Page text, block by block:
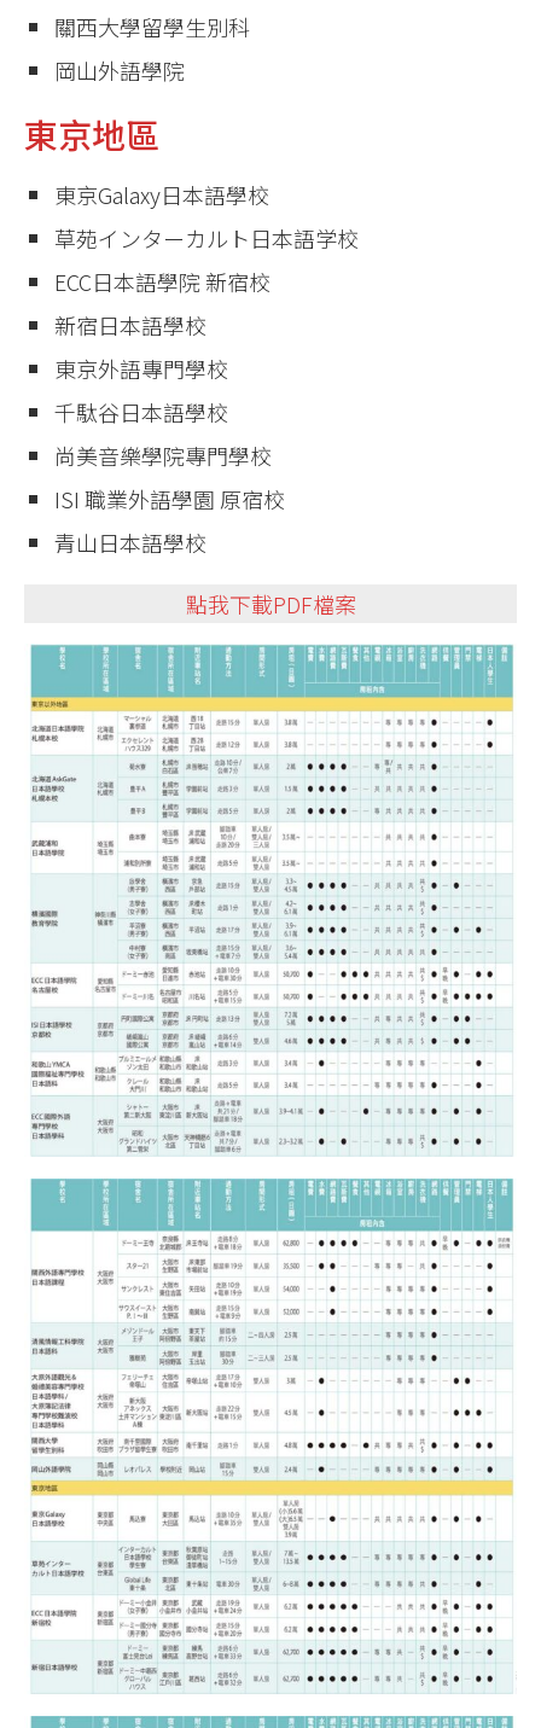
關西大學留學生別科
岡山外語學院
東京地區
東京Galaxy日本語學校
草苑インターカルト日本語学校
ECC日本語學院 新宿校
新宿日本語學校
東京外語專門學校
千駄谷日本語學校
尚美音樂學院專門學校
ISI 職業外語學園 原宿校
青山日本語學校
點我下載PDF檔案